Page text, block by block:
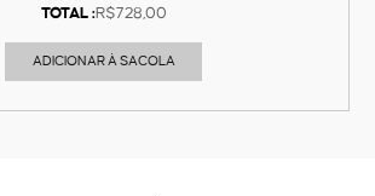
TOTAL :R$728,00
ADICIONAR À SACOLA